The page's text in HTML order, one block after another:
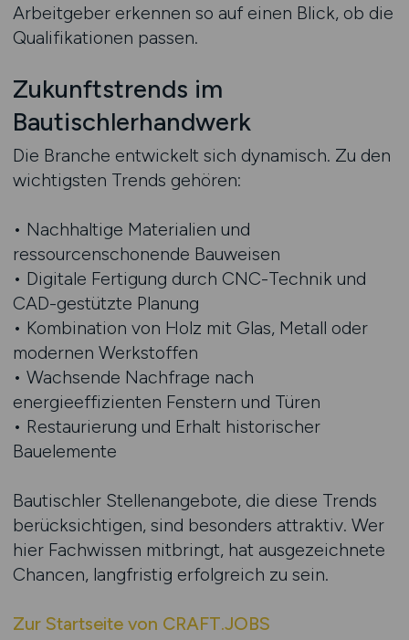
Arbeitgeber erkennen so auf einen Blick, ob die
Qualifikationen passen.
Zukunftstrends im
Bautischlerhandwerk
Die Branche entwickelt sich dynamisch. Zu den
wichtigsten Trends gehören:
• Nachhaltige Materialien und
ressourcenschonende Bauweisen
• Digitale Fertigung durch CNC-Technik und
CAD-gestützte Planung
• Kombination von Holz mit Glas, Metall oder
modernen Werkstoffen
• Wachsende Nachfrage nach
energieeffizienten Fenstern und Türen
• Restaurierung und Erhalt historischer
Bauelemente
Bautischler Stellenangebote, die diese Trends
berücksichtigen, sind besonders attraktiv. Wer
hier Fachwissen mitbringt, hat ausgezeichnete
Chancen, langfristig erfolgreich zu sein.
Zur Startseite von CRAFT.JOBS